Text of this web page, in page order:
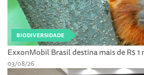
BIODIVERSIDADE
ExxonMobil Brasil destina mais de R$ 1
03/08/26